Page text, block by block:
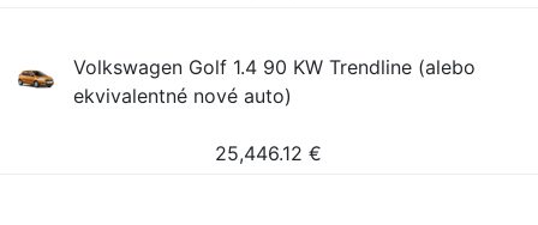
Volkswagen Golf 1.4 90 KW Trendline (alebo
ekvivalentné nové auto)
25,446.12 €